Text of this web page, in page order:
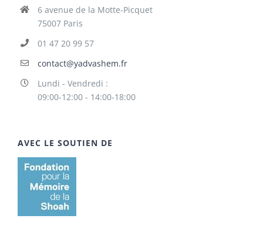
6 avenue de la Motte-Picquet
75007 Paris
01 47 20 99 57
contact@yadvashem.fr
Lundi - Vendredi :
09:00-12:00 - 14:00-18:00
AVEC LE SOUTIEN DE